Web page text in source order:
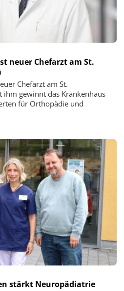
neuer Chefarzt am St.
Chefarzt am St.
ihm gewinnt das Krankenhaus
für Orthopädie und
stärkt Neuropädiatrie